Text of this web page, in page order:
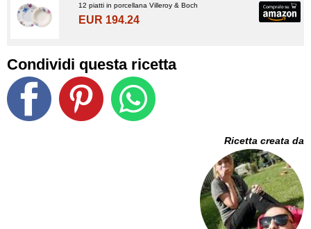
12 piatti in porcellana Villeroy & Boch
EUR 194.24
Condividi questa ricetta
Ricetta creata da